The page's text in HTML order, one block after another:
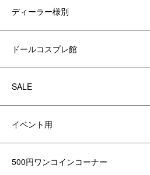
ディーラー様別
ドールコスプレ館
SALE
イベント用
500円ワンコインコーナー